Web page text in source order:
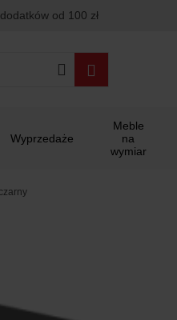
od 100 zł
Wyprzedaże
Meble
na
wymiar